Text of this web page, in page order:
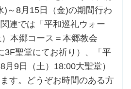
)～8月15日（金)の期間行わ
連では「平和巡礼ウォー
本郷コース＝本郷教会
3F聖堂にてお祈り）、「平
9日（土）18:00大聖堂）
す。どうぞお時間のある方